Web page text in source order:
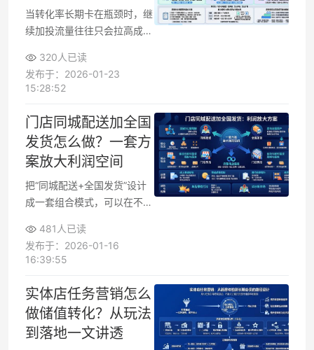
地的社交电商CRM实践路
径。
当转化率长期卡在瓶颈时，继
续加投流量往往只会拉高成
户真实处境做「场景营销」：
在用户最有可能做决策的时
术与触点，引导成交、下单或
注册。理解用户场景、重构营
销路径，比单纯改文案或调价
格，更能带来持续的转化提
升。
320人已读
发布于：2026-01-23
15:28:52
门店同城配送加全国
发货怎么做？一套方
案放大利润空间
把“同城配送+全国发货”设计
成一套组合模式，可以在不额
卖给附近居民的商品，卖到整
个城市甚至全国更多用户手
制配送成本、提升履约效率，
让销量提升的同时利润也更稳
定。
481人已读
发布于：2026-01-16
16:39:55
实体店任务营销怎么
做储值转化？从玩法
到落地一文讲透